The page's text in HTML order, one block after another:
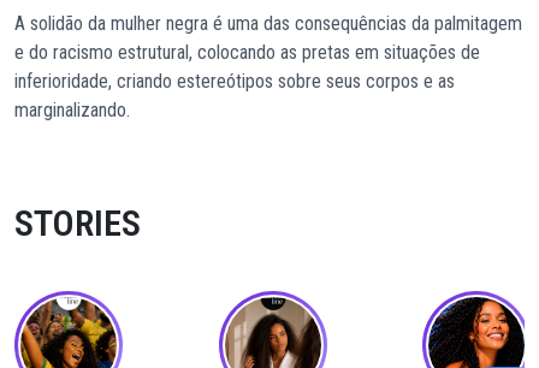
A solidão da mulher negra é uma das consequências da palmitagem
e do racismo estrutural, colocando as pretas em situações de
inferioridade, criando estereótipos sobre seus corpos e as
marginalizando.
STORIES